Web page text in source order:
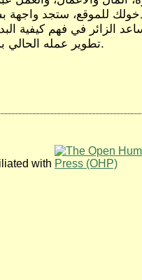
دخولك للموقع، ستجد
الزائر في فهم كيفية
تطوير عمله الحالي بشكل عملي وتفصيلي.
with